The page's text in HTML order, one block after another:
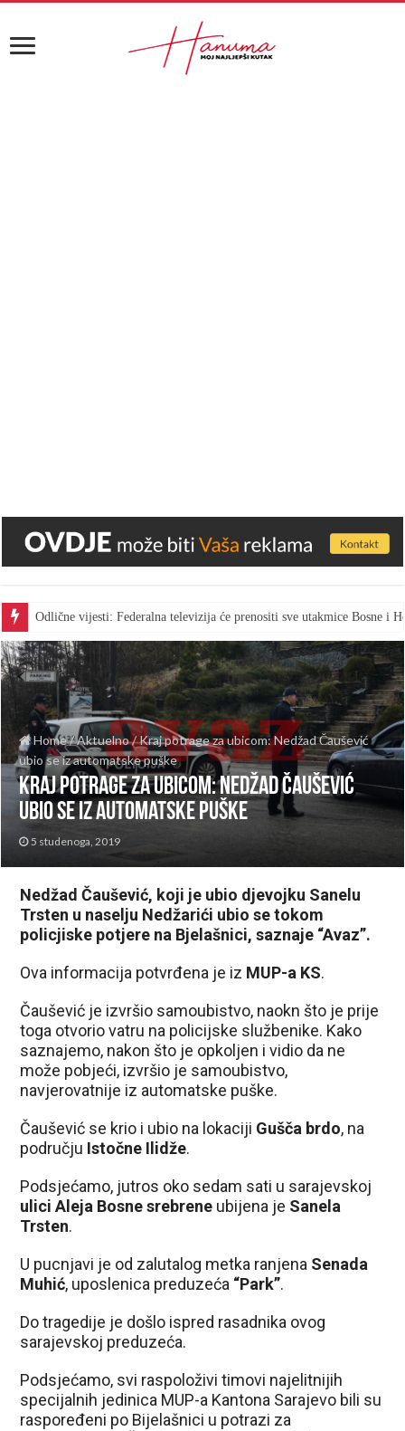
Odlične vijesti: Federalna televizija će prenositi sve utakmice Bosne i
Home/Aktuelno/Kraj potrage za ubicom: Nedžad Čaušević
ubio se iz automatske puške
Kraj potrage za ubicom: Nedžad Čaušević
ubio se iz automatske puške
5 studenoga, 2019
Nedžad Čaušević, koji je ubio djevojku Sanelu
Trsten u naselju Nedžarići ubio se tokom
policjiske potjere na Bjelašnici, saznaje “Avaz”.
Ova informacija potvrđena je iz MUP-a KS.
Čaušević je izvršio samoubistvo, naokn što je prije
toga otvorio vatru na policijske službenike. Kako
saznajemo, nakon što je opkoljen i vidio da ne
može pobjeći, izvršio je samoubistvo,
navjerovatnije iz automatske puške.
Čaušević se krio i ubio na lokaciji Gušča brdo, na
području Istočne Ilidže.
Podsjećamo, jutros oko sedam sati u sarajevskoj
ulici Aleja Bosne srebrene ubijena je Sanela
Trsten.
U pucnjavi je od zalutalog metka ranjena Senada
Muhić, uposlenica preduzeća “Park”.
Do tragedije je došlo ispred rasadnika ovog
sarajevskoj preduzeća.
Podsjećamo, svi raspoloživi timovi najelitnijih
specijalnih jedinica MUP-a Kantona Sarajevo bili su
raspoređeni po Bijelašnici u potrazi za